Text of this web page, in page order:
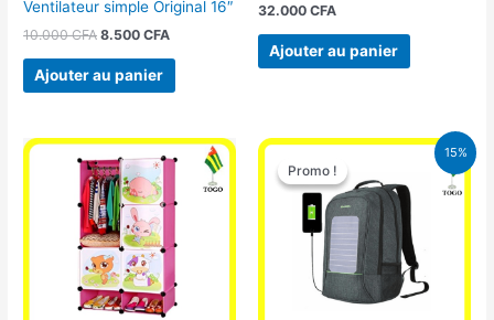
Ventilateur simple Original 16″
10.000CFA 8.500CFA
Ajouter au panier
32.000 CFA
Ajouter au panier
15%
Promo !
Promo !
Le
prix
initial
était :
29.500 CFA.
Le
prix
actuel